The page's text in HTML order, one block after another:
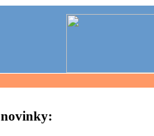
novinky: